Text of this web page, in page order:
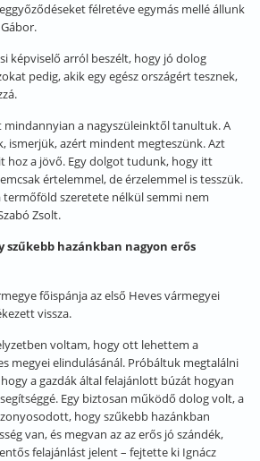
félretéve egymás mellé állunk
képviselő arról beszélt, hogy jó dolog
pedig, akik egy egész országért tesznek,
a nagyszüleinktől tanultuk. A
ismerjük, azért mindent megteszünk. Azt
hoz a jövő. Egy dolgot tudunk, hogy itt
értelemmel, de érzelemmel is tesszük.
termőföld szeretete nélkül semmi nem
Zsolt.
szűkebb hazánkban nagyon erős
főispánja az első Heves vármegyei
vissza.
voltam, hogy ott lehettem a
megyei elindulásánál. Próbáltuk megtalálni
a gazdák által felajánlott búzát hogyan
Egy biztosan működő dolog volt, a
hogy szűkebb hazánkban
van, és megvan az az erős jó szándék,
felajánlást jelent – fejtette ki Ignácz